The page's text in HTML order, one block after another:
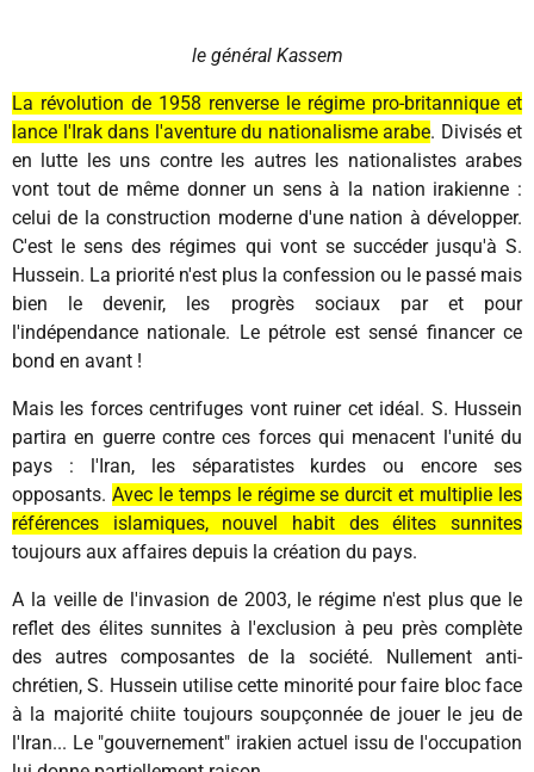
le général Kassem
La révolution de 1958 renverse le régime pro-britannique et
lance l'Irak dans l'aventure du nationalisme arabe. Divisés et
en lutte les uns contre les autres les nationalistes arabes
vont tout de même donner un sens à la nation irakienne :
celui de la construction moderne d'une nation à développer.
C'est le sens des régimes qui vont se succéder jusqu'à S.
Hussein. La priorité n'est plus la confession ou le passé mais
bien le devenir, les progrès sociaux par et pour
l'indépendance nationale. Le pétrole est sensé financer ce
bond en avant !
Mais les forces centrifuges vont ruiner cet idéal. S. Hussein
partira en guerre contre ces forces qui menacent l'unité du
pays : l'Iran, les séparatistes kurdes ou encore ses
opposants. Avec le temps le régime se durcit et multiplie les
références islamiques, nouvel habit des élites sunnites
toujours aux affaires depuis la création du pays.
A la veille de l'invasion de 2003, le régime n'est plus que le
reflet des élites sunnites à l'exclusion à peu près complète
des autres composantes de la société. Nullement anti-
chrétien, S. Hussein utilise cette minorité pour faire bloc face
à la majorité chiite toujours soupçonnée de jouer le jeu de
l'Iran... Le "gouvernement" irakien actuel issu de l'occupation